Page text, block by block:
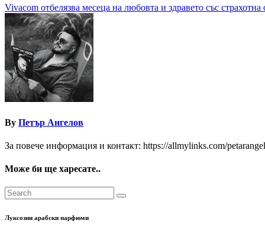
Навигация
Vivacom отбелязва месеца на любовта и здравето със
By Петър Ангелов
За повече информация и контакт: https://allmylinks.com/
Може би ще харесате..
Луксозни арабски парфюми